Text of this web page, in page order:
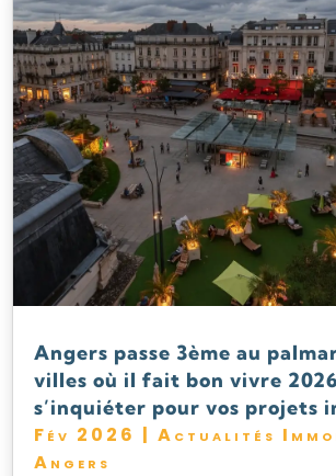
Angers passe 3ème au
villes où il fait bon vivre
s’inquiéter pour vos projets
Fév 2026 |Actualités
Angers